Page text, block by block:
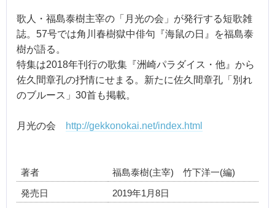
歌人・福島泰樹主宰の「月光の会」が発行する短歌雑
誌。57号では角川春樹獄中俳句『海鼠の日』を福島泰
樹が語る。
特集は2018年刊行の歌集『洲崎パラダイス・他』から
佐久間章孔の抒情にせまる。新たに佐久間章孔「別れ
のブルース」30首も掲載。
月光の会 http://gekkonokai.net/index.html
著者 福島泰樹(主宰) 竹下洋一(編)
発売日 2019年1月8日